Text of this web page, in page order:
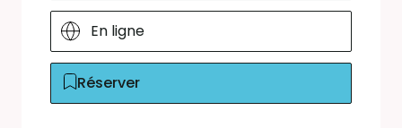
En ligne
Réserver